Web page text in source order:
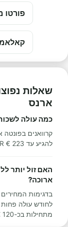
פורטו
שאלות
ארנס
כמה עולה
להגיע עד 223 € EUR ללילה
האם זול יותר
ארוכה?
בדגימות
לחודש עולה
מתחילות בכ-120 € EUR ללילה.